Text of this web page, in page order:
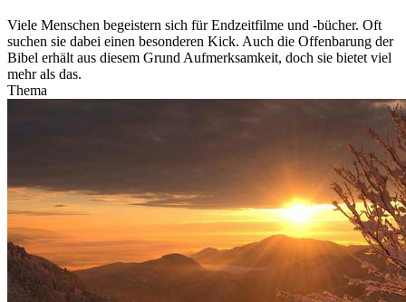
Viele Menschen begeistern sich für Endzeitfilme und -bücher. Oft
suchen sie dabei einen besonderen Kick. Auch die Offenbarung der
Bibel erhält aus diesem Grund Aufmerksamkeit, doch sie bietet viel
mehr als das.
Thema